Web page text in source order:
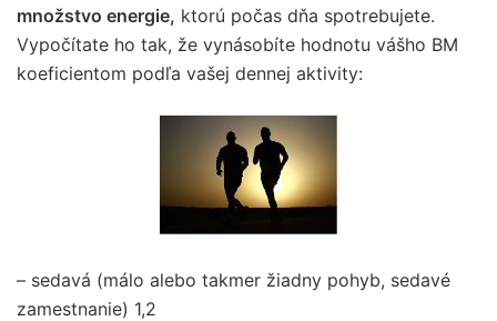
množstvo energie, ktorú počas dňa spotrebujete.
Vypočítate ho tak, že vynásobíte hodnotu vášho BM
koeficientom podľa vašej dennej aktivity:
– sedavá (málo alebo takmer žiadny pohyb, sedavé
zamestnanie) 1,2